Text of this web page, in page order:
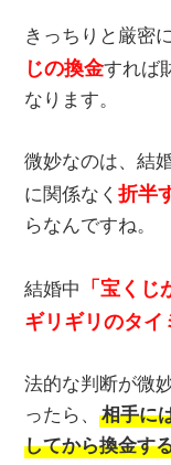
きっちりと厳密
じの換金すれば
なります。
微妙なのは、結
に関係なく折半
らなんですね。
結婚中
「宝く
ギリギリのタイ
法的な判断が微
ったら、相手に
してから換金す